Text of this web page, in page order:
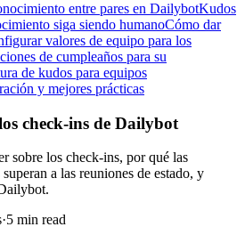
entre pares en DailybotKudos
siga siendo humanoCómo dar
valores de equipo para los
de cumpleaños para su
de kudos para equipos
y mejores prácticas
check-ins de Dailybot
sobre los check-ins, por qué las
a las reuniones de estado, y
·5 min read